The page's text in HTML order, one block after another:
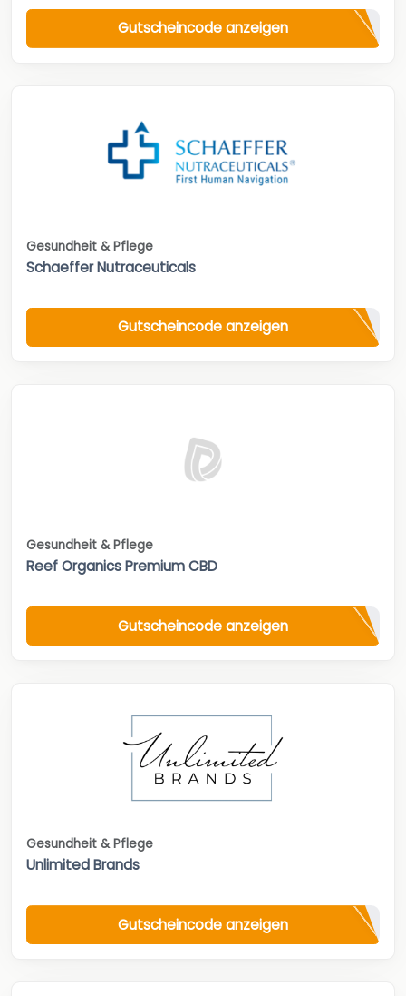
Gutscheincode anzeigen
Gesundheit & Pflege
Schaeffer Nutraceuticals
Gutscheincode anzeigen
Gesundheit & Pflege
Reef Organics Premium CBD
Gutscheincode anzeigen
Gesundheit & Pflege
Unlimited Brands
Gutscheincode anzeigen